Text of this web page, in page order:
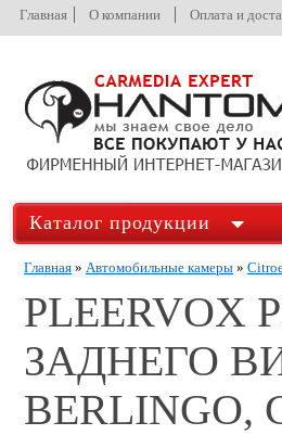
Главная О компании Оплата и
Каталог продукции
Главная » Автомобильные камеры »
ЗАДНЕГО
BERLINGO,